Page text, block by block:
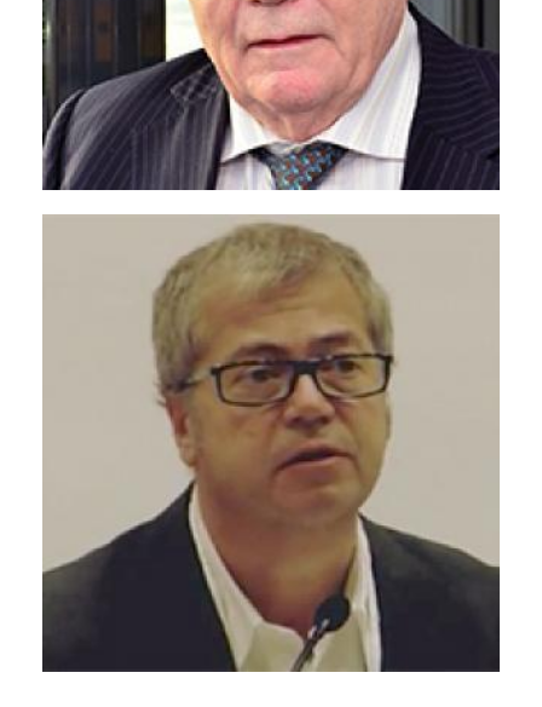
Ригоберта Менчу Тум
<p>Лауреат Нобелевской премии мира 1992
г., Гватемала</p>
Евгений Велихов
<p>Секретарь Общественной палаты,